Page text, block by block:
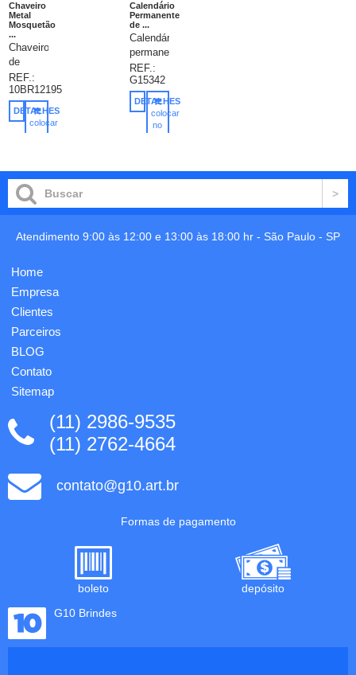
Chaveiro
Metal
Mosquetão
...
Chaveiro
de
metal
com
mosquetão
(sem
trava) e
Parte
frontal
com
inox e
liso. 1
gravação
já
incluso.
REF.:
10BR12195
DETALHES
colocar
Calendário
Permanente
de ...
Calendário
permanente
de
mesa
com
base
em
plásticos
Inclui
REF.:
G15342
DETALHES
colocar
no
Atendimento 9:00 às 12:00 e 13:00 às 18:00 hr - São Paulo - SP
Home
Empresa
Clientes
Parceiros
BLOG
Contato
Sitemap
(11) 2986-9535
(11) 2762-4664
contato@g10.art.br
Formas de pagamento
boleto
depósito
G10 Brindes